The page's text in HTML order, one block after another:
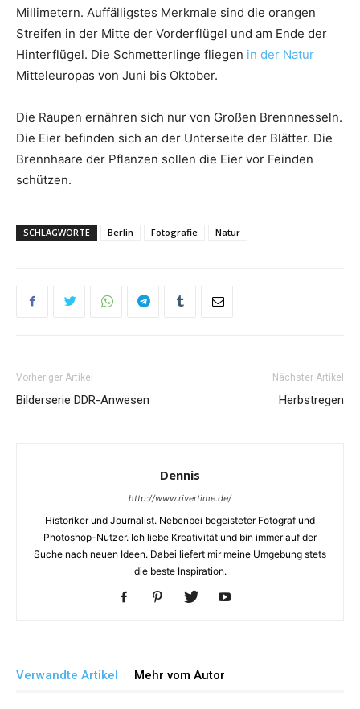
Millimetern. Auffälligstes Merkmale sind die orangen
Streifen in der Mitte der Vorderflügel und am Ende der
Hinterflügel. Die Schmetterlinge fliegen in der Natur
Mitteleuropas von Juni bis Oktober.
Die Raupen ernähren sich nur von Großen Brennnesseln.
Die Eier befinden sich an der Unterseite der Blätter. Die
Brennhaare der Pflanzen sollen die Eier vor Feinden
schützen.
SCHLAGWORTE Berlin Fotografie Natur
Vorheriger Artikel
Bilderserie DDR-Anwesen
Nächster Artikel
Herbstregen
Dennis
http://www.rivertime.de/
Historiker und Journalist. Nebenbei begeisteter Fotograf und
Photoshop-Nutzer. Ich liebe Kreativität und bin immer auf der
Suche nach neuen Ideen. Dabei liefert mir meine Umgebung stets
die beste Inspiration.
Verwandte Artikel Mehr vom Autor